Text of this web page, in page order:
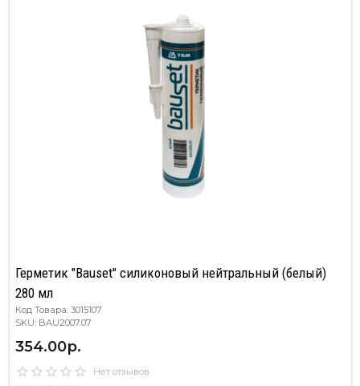
Герметик "Bauset" силиконовый нейтральный (белый)
280 мл
Код Товара: 3015107
SKU: BAU2007.07
354.00р.
Нет отзывов